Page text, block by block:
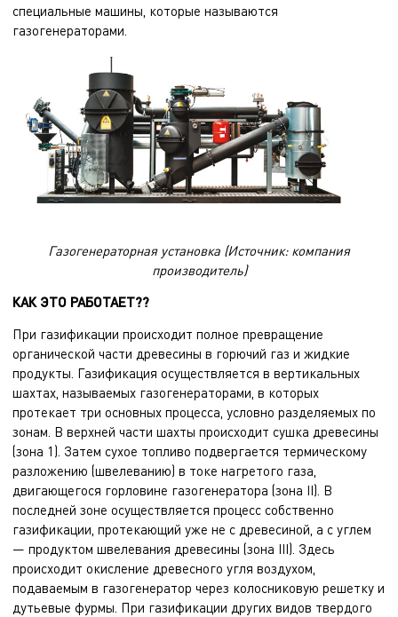
специальные машины, которые называются
газогенераторами.
Газогенераторная установка (Источник: компания
производитель)
КАК ЭТО РАБОТАЕТ??
При газификации происходит полное превращение
органической части древесины в горючий газ и жидкие
продукты. Газификация осуществляется в вертикальных
шахтах, называемых газогенераторами, в которых
протекает три основных процесса, условно разделяемых по
зонам. В верхней части шахты происходит сушка древесины
(зона 1). Затем сухое топливо подвергается термическому
разложению (швелеванию) в токе нагретого газа,
двигающегося горловине газогенератора (зона II). В
последней зоне осуществляется процесс собственно
газификации, протекающий уже не с древесиной, а с углем
— продуктом швелевания древесины (зона III). Здесь
происходит окисление древесного угля воздухом,
подаваемым в газогенератор через колосниковую решетку и
дутьевые фурмы. При газификации других видов твердого